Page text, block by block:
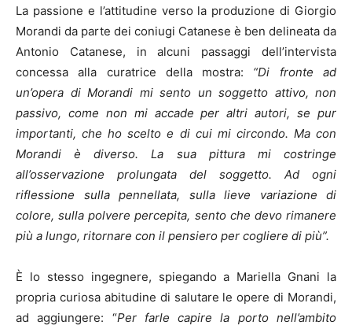
La passione e l’attitudine verso la produzione di Giorgio
Morandi da parte dei coniugi Catanese è ben delineata da
Antonio Catanese, in alcuni passaggi dell’intervista
concessa alla curatrice della mostra: “Di fronte ad
un’opera di Morandi mi sento un soggetto attivo, non
passivo, come non mi accade per altri autori, se pur
importanti, che ho scelto e di cui mi circondo. Ma con
Morandi è diverso. La sua pittura mi costringe
all’osservazione prolungata del soggetto. Ad ogni
riflessione sulla pennellata, sulla lieve variazione di
colore, sulla polvere percepita, sento che devo rimanere
più a lungo, ritornare con il pensiero per cogliere di più”.
È lo stesso ingegnere, spiegando a Mariella Gnani la
propria curiosa abitudine di salutare le opere di Morandi,
ad aggiungere: “Per farle capire la porto nell’ambito